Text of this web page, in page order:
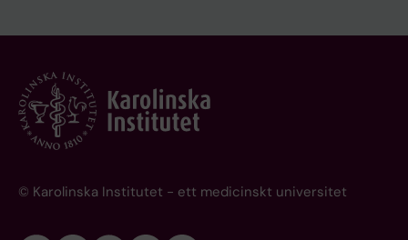
© Karolinska Institutet - ett medicinskt universitet